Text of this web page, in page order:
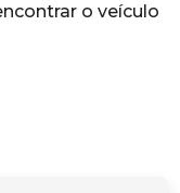
o veículo